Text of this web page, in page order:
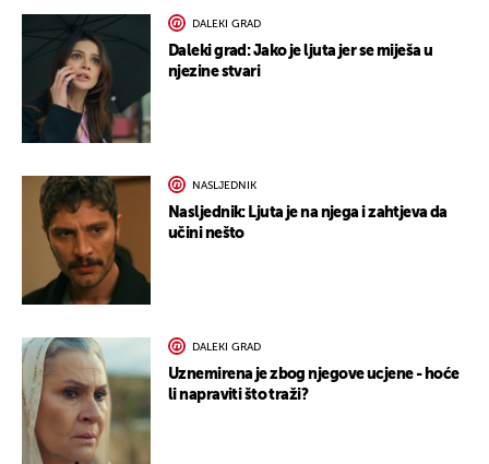
DALEKI GRAD
Daleki grad: Jako je ljuta jer se miješa u
njezine stvari
NASLJEDNIK
Nasljednik: Ljuta je na njega i zahtjeva da
učini nešto
DALEKI GRAD
Uznemirena je zbog njegove ucjene - hoće
li napraviti što traži?